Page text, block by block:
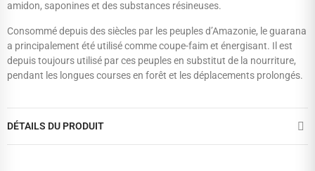
amidon, saponines et des substances résineuses.
Consommé depuis des siècles par les peuples d’Amazonie, le guarana
a principalement été utilisé comme coupe-faim et énergisant. Il est
depuis toujours utilisé par ces peuples en substitut de la nourriture,
pendant les longues courses en forêt et les déplacements prolongés.
DÉTAILS DU PRODUIT